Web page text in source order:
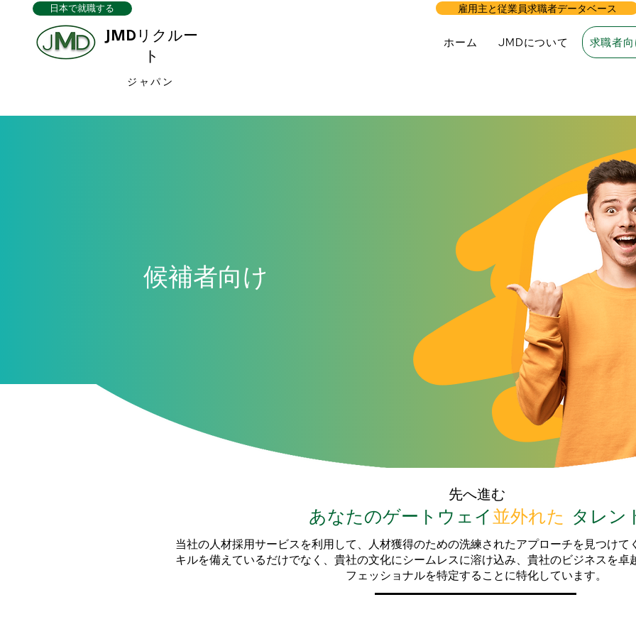
日本で就職する
JMDリクルー
ト
ジャパン
ホーム JMDについて 求職者
雇用主と従業員求職者データベース
候補者向け
先へ進む
あなたのゲートウェイ 並外れた タレン
当社の人材採用サービスを利用して、人材獲得のための洗練されたアプローチを見つけて
キルを備えているだけでなく、貴社の文化にシームレスに溶け込み、貴社のビジネスを卓
フェッショナルを特定することに特化しています。